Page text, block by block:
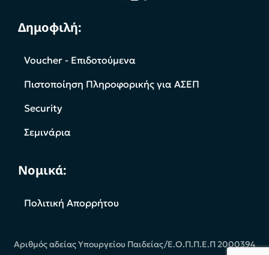
Δημοφιλή:
Voucher - Επιδοτούμενα
Πιστοποίηση Πληροφορικής για ΑΣΕΠ
Security
Σεμινάρια
Νομικά:
Πολιτική Απορρήτου
Αριθμός αδείας Υπουργείου Παιδείας/Ε.Ο.Π.Π.Ε.Π 2000394